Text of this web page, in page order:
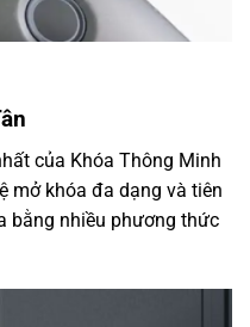
của Khóa Thông Minh
mở khóa đa dạng và tiên
bằng nhiều phương thức